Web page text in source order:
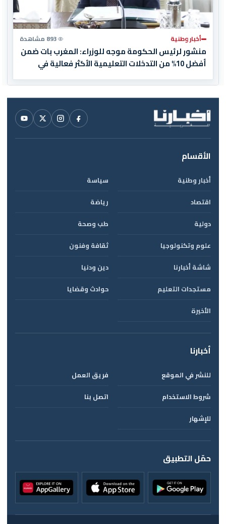
أخبار وطنية 893 مشاهدة
منشور لرئيس الحكومة موجه للوزراء: المغرب بات ضمن
أفضل 10% من التدخلات التعليمية الأكثر فعالية في
العالم
الأقسام
أخبار وطنية
سياسة
اقتصاد
رياضة
دولية
طب وصحة
علوم وتكنولوجيا
ثقافة وفنون
شاشة أخبارنا
دين ودنيا
مستجدات التعليم
حوادث وقضايا
الأخيرة
أخبارنا
للنشر في الموقع
فريق العمل
شروط الاستخدام
اتصل بنا
للإشهار
حمّل التطبيق